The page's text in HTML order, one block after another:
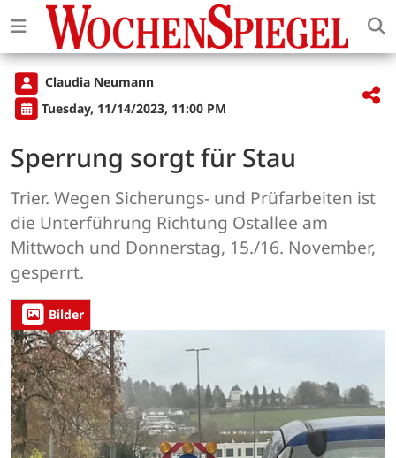
Claudia Neumann
Tuesday, 11/14/2023, 11:00 PM
Sperrung sorgt für Stau
Trier. Wegen Sicherungs- und Prüfarbeiten ist
die Unterführung Richtung Ostallee am
Mittwoch und Donnerstag, 15./16. November,
gesperrt.
Bilder